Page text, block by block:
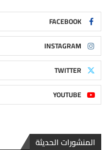
FACEBOOK
INSTAGRAM
TWITTER
YOUTUBE
المنشورات الحديثة